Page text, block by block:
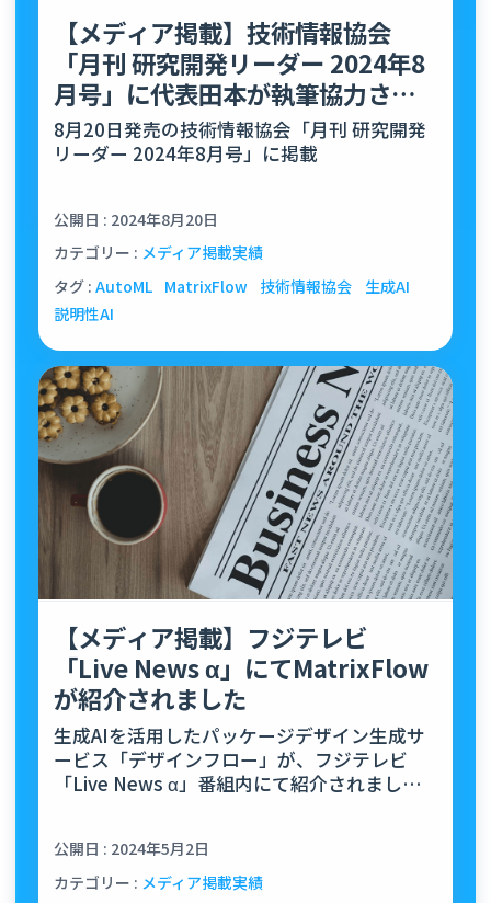
【メディア掲載】技術情報協会
「月刊 研究開発リーダー 2024年8
月号」に代表田本が執筆協力させ
ていただきました
8月20日発売の技術情報協会「月刊 研究開発
リーダー 2024年8月号」に掲載
公開日 : 2024年8月20日
カテゴリー : メディア掲載実績
タグ : AutoML MatrixFlow 技術情報協会
生成AI
説明性AI
【メディア掲載】フジテレビ
「Live News α」にてMatrixFlow
が紹介されました
生成AIを活用したパッケージデザイン生成サ
ービス「デザインフロー」が、フジテレビ
「Live News α」番組内にて紹介されまし
公開日 : 2024年5月2日
カテゴリー : メディア掲載実績